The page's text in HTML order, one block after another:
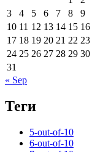
3
4 5 6 7 8
9
10 11 12 13 14 15 16
17 18 19 20 21 22 23
24 25 26 27 28 29 30
31
« Sep
Теги
5-out-of-10
6-out-of-10